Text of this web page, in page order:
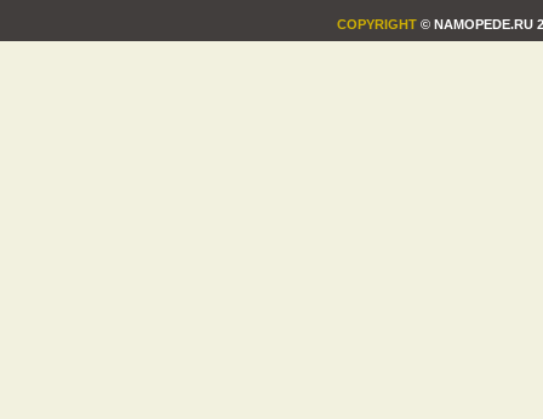
COPYRIGHT © NAMOPEDE.RU